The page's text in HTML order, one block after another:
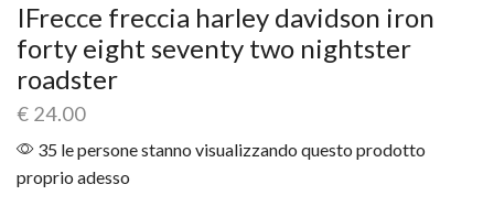
IFrecce freccia harley davidson iron
forty eight seventy two nightster
roadster
€ 24.00
35 le persone stanno visualizzando questo prodotto
proprio adesso